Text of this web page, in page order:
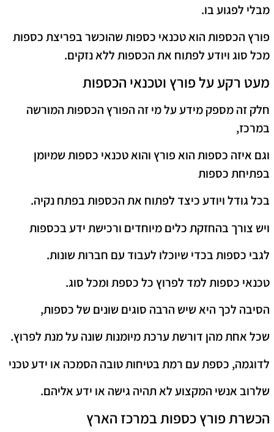
מבלי לפגוע בו.
פורץ הכספות הוא טכנאי כספות שהוכשר בפריצת כספות
מכל סוג ויודע לפתוח את הכספות ללא נזקים.
מעט רקע על פורץ וטכנאי הכספות
חלק זה מספק מידע על מי זה הפורץ הכספות המורשה
במרכז,
וגם איזה כספות הוא פורץ והוא טכנאי כספות שמיומן
בפתיחת כספות
בכל גודל ויודע כיצד לפתוח את הכספות בפתח נקיה.
ויש צורך בהחזקת כלים מיוחדים ורכישת ידע בכספות
לגבי כספות בכדי שיוכלו לעבוד עם חברות שונות.
טכנאי כספות למד לפרוץ כל כספת ומכל סוג.
הסיבה לכך היא שיש הרבה סוגים שונים של כספות,
שכל אחת מהן דורשת ערכת מיומנות שונה על מנת לפרוץ.
לדוגמה, כספת עם רמת בטיחות טובה הסמכה או ידע טכני
שלרוב אנשי המקצוע לא תהיה גישה או ידע אליהם.
הכשרת פורץ כספות במרכז הארץ